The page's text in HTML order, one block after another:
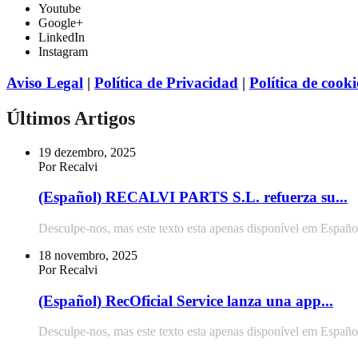
Youtube
Google+
LinkedIn
Instagram
Aviso Legal | Política de Privacidad | Política de
Últimos Artigos
19 dezembro, 2025
Por Recalvi
(Español) RECALVI PARTS S.L. refuerza su...
Desculpe-nos, mas este texto esta apenas disponível em
18 novembro, 2025
Por Recalvi
(Español) RecOficial Service lanza una app...
Desculpe-nos, mas este texto esta apenas disponível em